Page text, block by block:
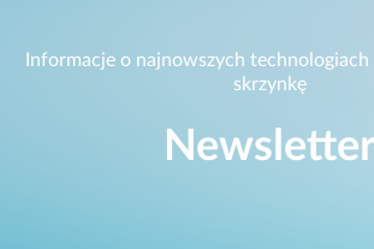
Informacje o najnowszych
skrzynkę
Newsletter